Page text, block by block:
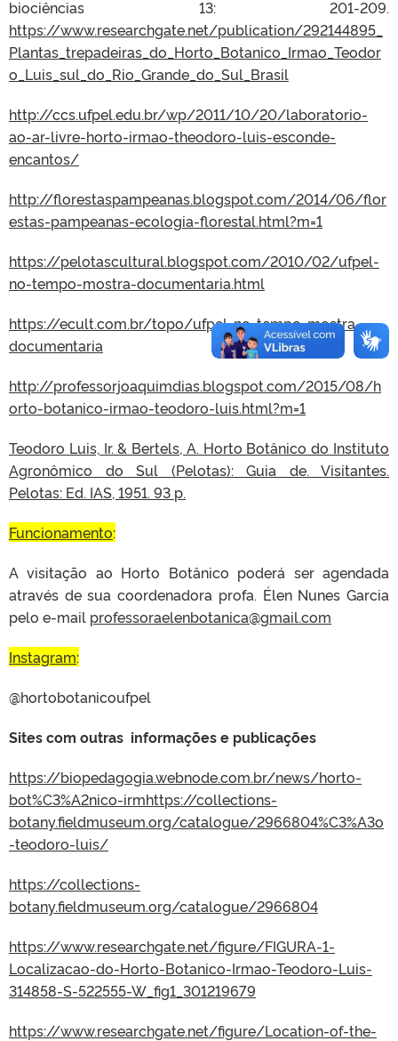
biociências 13: 201-209.
https://www.researchgate.net/publication/292144895_
Plantas_trepadeiras_do_Horto_Botanico_Irmao_Teodor
o_Luis_sul_do_Rio_Grande_do_Sul_Brasil
http://ccs.ufpel.edu.br/wp/2011/10/20/laboratorio-
ao-ar-livre-horto-irmao-theodoro-luis-esconde-
encantos/
http://florestaspampeanas.blogspot.com/2014/06/flor
estas-pampeanas-ecologia-florestal.html?m=1
https://pelotascultural.blogspot.com/2010/02/ufpel-
no-tempo-mostra-documentaria.html
https://ecult.com.br/topo/ufpel-no-tempo-mostra-
documentaria
http://professorjoaquimdias.blogspot.com/2015/08/h
orto-botanico-irmao-teodoro-luis.html?m=1
Teodoro Luis, Ir. & Bertels, A. Horto Botânico do Instituto
Agronômico do Sul (Pelotas): Guia de. Visitantes.
Pelotas: Ed. IAS, 1951. 93 p.
Funcionamento:
A visitação ao Horto Botânico poderá ser agendada
através de sua coordenadora profa. Élen Nunes Garcia
pelo e-mail professoraelenbotanica@gmail.com
Instagram:
@hortobotanicoufpel
Sites com outras informações e publicações
https://biopedagogia.webnode.com.br/news/horto-
bot%C3%A2nico-irmhttps://collections-
botany.fieldmuseum.org/catalogue/2966804%C3%A3o
-teodoro-luis/
https://collections-
botany.fieldmuseum.org/catalogue/2966804
https://www.researchgate.net/figure/FIGURA-1-
Localizacao-do-Horto-Botanico-Irmao-Teodoro-Luis-
314858-S-522555-W_fig1_301219679
https://www.researchgate.net/figure/Location-of-the-